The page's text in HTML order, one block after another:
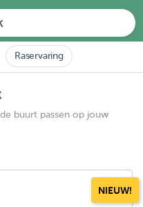
Raservaring
buurt passen op jouw
NIEUW!